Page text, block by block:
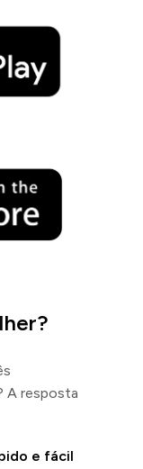
A resposta
e fácil